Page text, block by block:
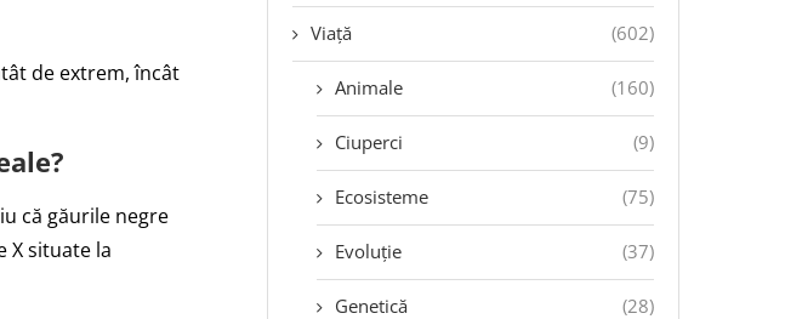
de extrem, încât
că găurile negre
X situate la
Viață (602)
Animale (160)
Ciuperci (9)
Ecosisteme (75)
Evoluție (37)
Genetică (28)